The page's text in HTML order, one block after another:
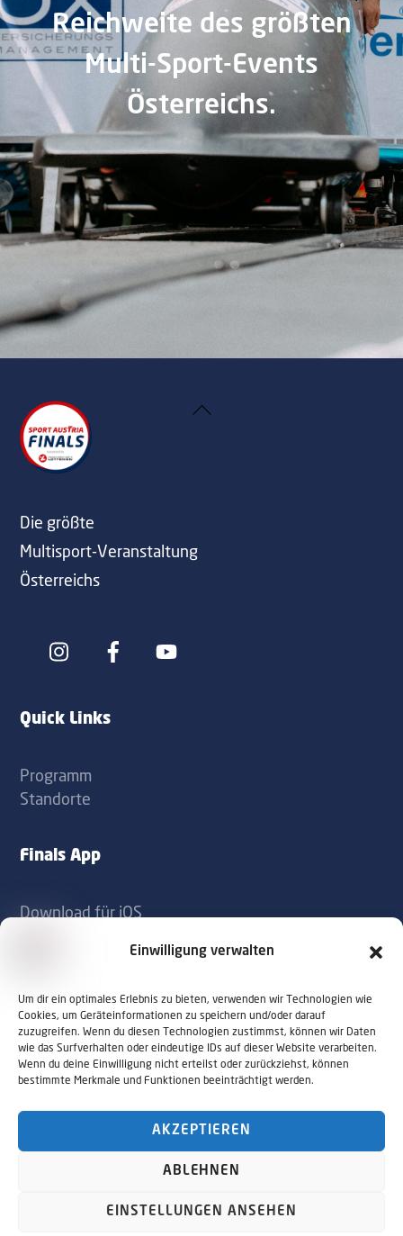
Einwilligung verwalten
Um dir ein optimales Erlebnis zu bieten, verwenden wir Technologien wie
Cookies, um Geräteinformationen zu speichern und/oder darauf
zuzugreifen. Wenn du diesen Technologien zustimmst, können wir Daten
wie das Surfverhalten oder eindeutige IDs auf dieser Website verarbeiten.
Wenn du deine Einwilligung nicht erteilst oder zurückziehst, können
bestimmte Merkmale und Funktionen beeinträchtigt werden.
AKZEPTIEREN
ABLEHNEN
EINSTELLUNGEN ANSEHEN
Reichweite des größten
Multi-Sport-Events
Österreichs.
Back
Die größte
Multisport-Veranstaltung
Österreichs
Icon
Icon
Quick Links
Programm
Standorte
Finals App
Download für iOS
Kontakt
office@sportaustriafinals.at
+43 1 504 44 55
© 2026 Sport Austria Finals. Alle Rechte
vorbehalten. Webdesign by
Impressum Datenschutz